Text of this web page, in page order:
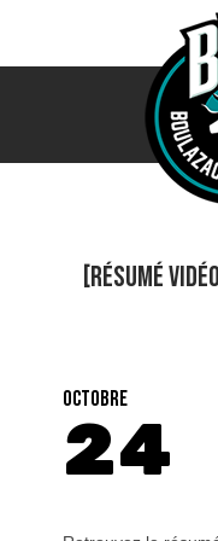
[Résumé
OCTOBRE
24